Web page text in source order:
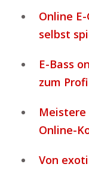
Online
selbst
E-Bass
zum Profi
Meistere
Online-
Von